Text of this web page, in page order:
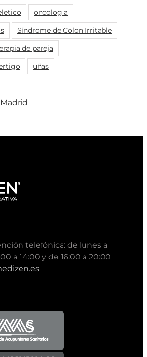
oncologia
Síndrome de Colon Irritable
de pareja
uñas
telefónica: de lunes a
a 14:00 y de 16:00 a 20:00